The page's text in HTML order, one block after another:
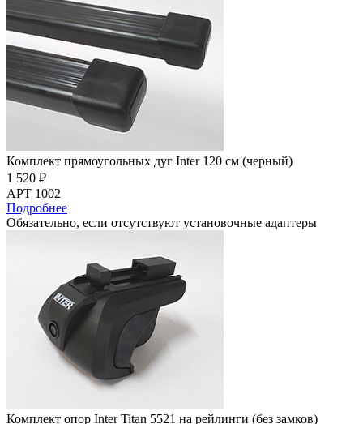
Комплект прямоугольных дуг Inter 120 см (черный)
1 520 ₽
АРТ 1002
Подробнее
Обязательно, если отсутствуют установочные адаптеры
Комплект опор Inter Titan 5521 на рейлинги (без замков)